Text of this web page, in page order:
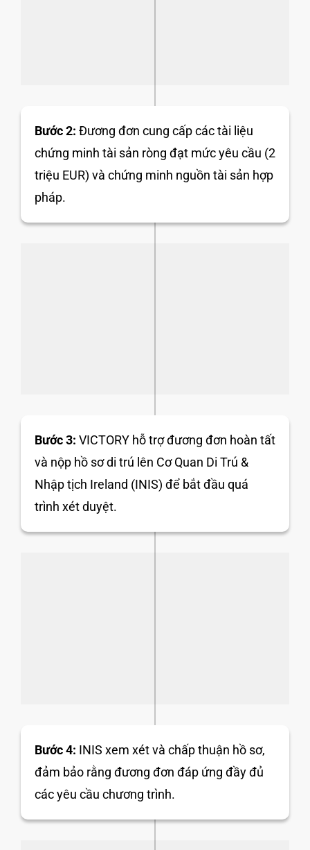
Bước 2: Đương đơn cung cấp các tài liệu
chứng minh tài sản ròng đạt mức yêu cầu (2
triệu EUR) và chứng minh nguồn tài sản hợp
pháp.
Bước 3: VICTORY hỗ trợ đương đơn hoàn tất
và nộp hồ sơ di trú lên Cơ Quan Di Trú &
Nhập tịch Ireland (INIS) để bắt đầu quá
trình xét duyệt.
Bước 4: INIS xem xét và chấp thuận hồ sơ,
đảm bảo rằng đương đơn đáp ứng đầy đủ
các yêu cầu chương trình.